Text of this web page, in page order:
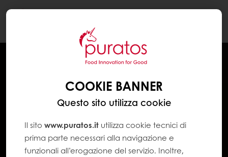
COOKIE BANNER
Questo sito utilizza cookie
Il sito www.puratos.it utilizza cookie tecnici di
prima parte necessari alla navigazione e
funzionali all’erogazione del servizio. Inoltre,